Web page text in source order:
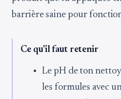
barrière saine pour
Ce qu'il faut retenir
Le pH de ton
les formules avec